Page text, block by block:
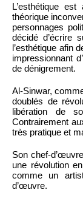
L’esthétique
théorique
personnages
décidé d’écrire
l’esthétique afin
impressionnant
de dénigrement.
Al-Sinwar,
doublés de
libération de
Contrairement
très pratique et
Son chef-
une révolution
comme un
d’œuvre.